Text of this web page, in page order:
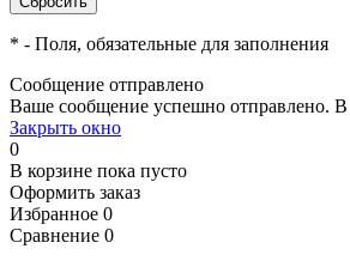
* - Поля, обязательные для заполнения
Сообщение отправлено
Ваше сообщение успешно отправлено.
Закрыть окно
0
В корзине пока пусто
Оформить заказ
Избранное 0
Сравнение 0